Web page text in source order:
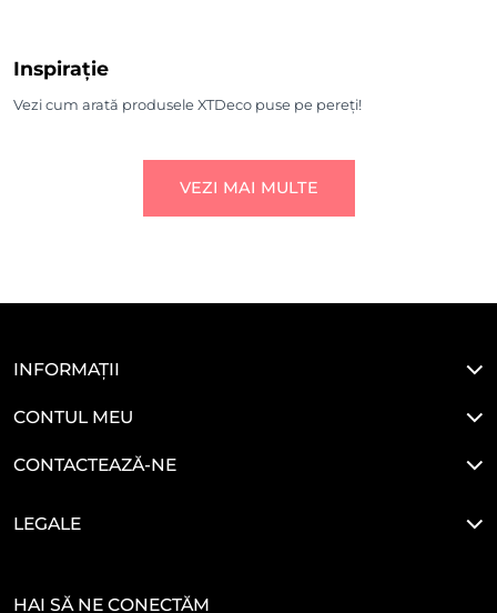
Inspirație
Vezi cum arată produsele XTDeco puse pe pereți!
VEZI MAI MULTE
INFORMAȚII
CONTUL MEU
CONTACTEAZĂ-NE
LEGALE
HAI SĂ NE CONECTĂM